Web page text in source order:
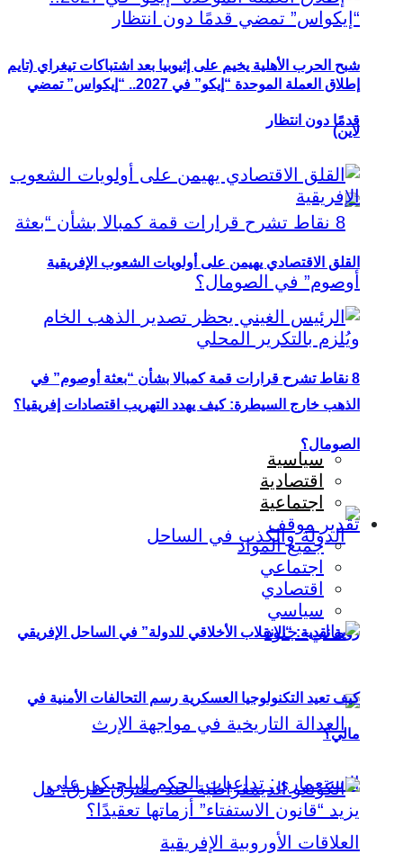
شبح الحرب الأهلية يخيم على إثيوبيا بعد اشتباكات تيغراي (تايم
لاين)
8 نقاط تشرح قرارات قمة كمبالا بشأن “بعثة أوصوم” في
الصومال؟
رؤية نقدية: “الانقلاب الأخلاقي للدولة” في الساحل الإفريقي
إطلاق العملة الموحدة “إيكو” في 2027.. “إيكواس” تمضي
قدمًا دون انتظار
القلق الاقتصادي يهيمن على أولويات الشعوب الإفريقية
الذهب خارج السيطرة: كيف يهدد التهريب اقتصادات إفريقيا؟
سياسية
اقتصادية
اجتماعية
تقدير موقف
جميع المواد
اجتماعي
اقتصادي
سياسي
كيف تعيد التكنولوجيا العسكرية رسم التحالفات الأمنية في
مالي؟